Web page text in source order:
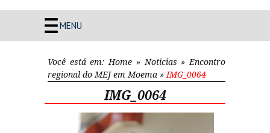
MENU
Você está em: Home » Noticias » Encontro
regional do MEJ em Moema » IMG_0064
IMG_0064